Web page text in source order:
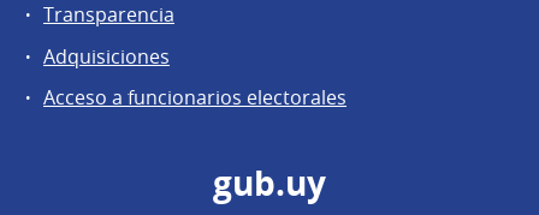
Transparencia
Adquisiciones
Acceso a funcionarios electorales
gub.uy